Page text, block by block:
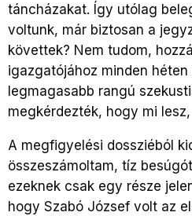
táncházakat. Így utólag
voltunk, már biztosan a
követtek? Nem tudom,
igazgatójához minden
legmagasabb rangú
megkérdezték, hogy mi
A megfigyelési dossziéból
összeszámoltam, tíz
ezeknek csak egy része
hogy Szabó József volt az